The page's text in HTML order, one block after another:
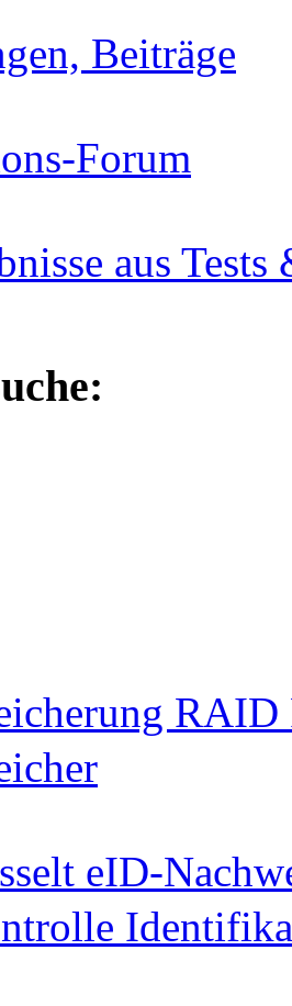
Beiträge
Forum
aus
eID-